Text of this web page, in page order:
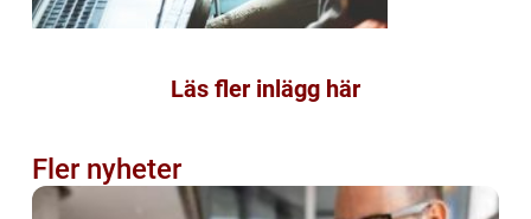
Läs fler inlägg här
Fler nyheter